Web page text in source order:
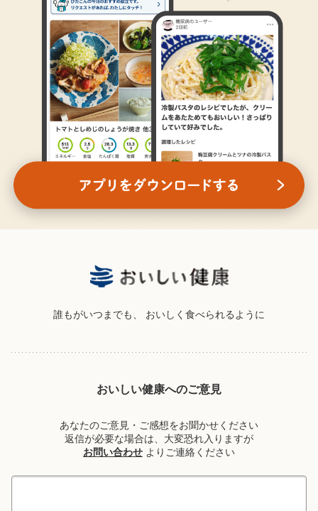
誰もがいつまでも、 おいしく食べられるように
おいしい健康へのご意見
あなたのご意見・ご感想をお聞かせください
返信が必要な場合は、大変恐れ入りますが
お問い合わせ よりご連絡ください